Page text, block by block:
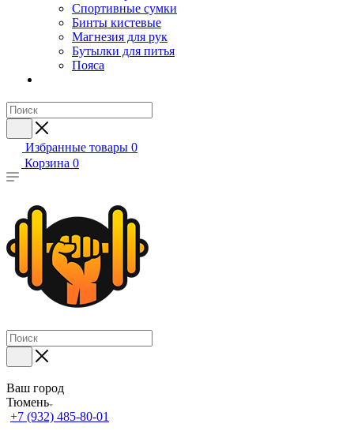
Спортивные сумки
Бинты кистевые
Магнезия для рук
Бутылки для питья
Пояса
Избранные товары 0
Корзина 0
Ваш город
Тюмень
+7 (932) 485-80-01